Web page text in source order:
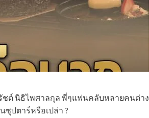
ชต์ นิธิไพศาลกุล พี่ๆแฟนคลับหลายคนต่าง
ซุปตาร์หรือเปล่า ?